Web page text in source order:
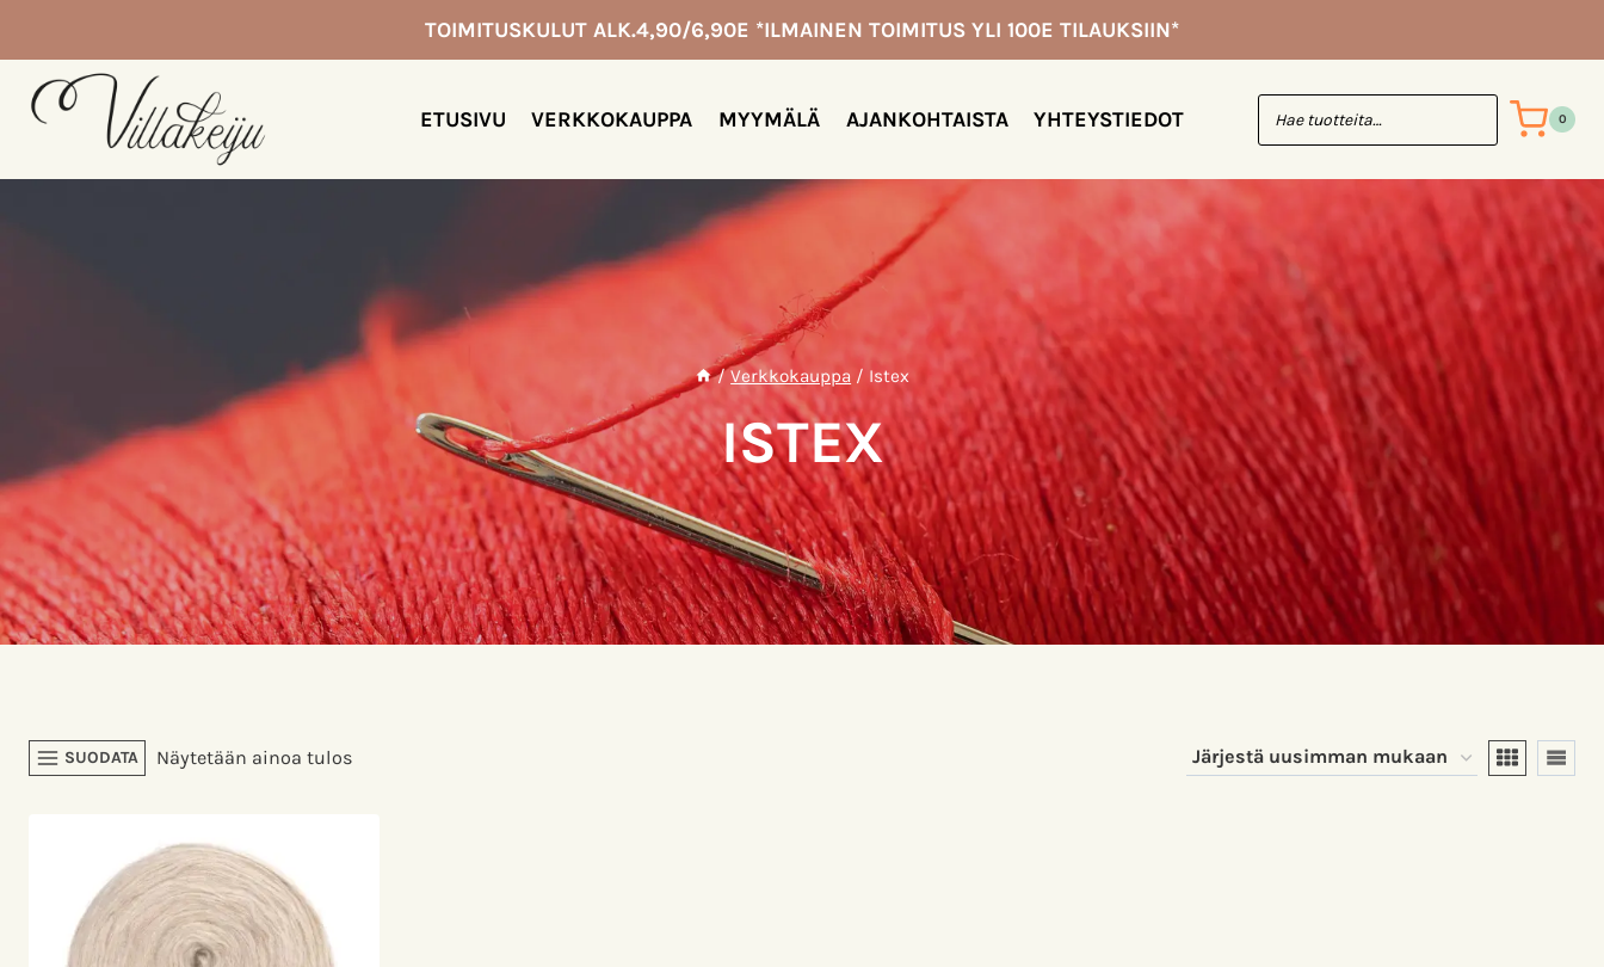
TOIMITUSKULUT ALK.4,90/6,90E *ILMAINEN TOIMITUS YLI 100E TILAUKSIIN*
ETUSIVU VERKKOKAUPPA MYYMÄLÄ AJANKOHTAISTA YHTEYSTIEDOT 0
/ Verkkokauppa / Istex
ISTEX
SUODATA Näytetään ainoa tulos